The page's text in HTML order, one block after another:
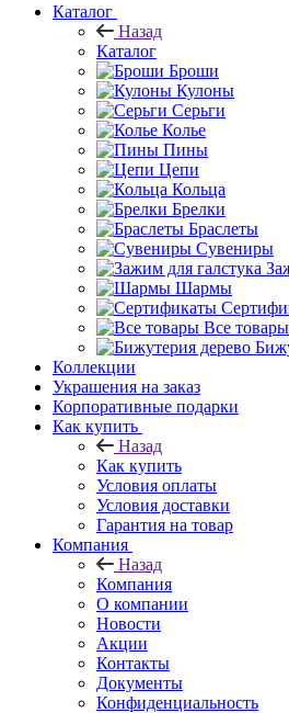
Каталог
Назад
Каталог
Броши
Кулоны
Серьги
Колье
Пины
Цепи
Кольца
Брелки
Браслеты
Сувениры
Шармы
Все товары
Коллекции
Украшения на заказ
Корпоративные подарки
Как купить
Назад
Как купить
Условия оплаты
Условия доставки
Гарантия на товар
Компания
Назад
Компания
О компании
Новости
Акции
Контакты
Документы
Конфиденциальность